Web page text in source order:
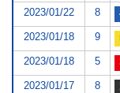
2023/01/22 8
2023/01/18 9
2023/01/18 5
2023/01/17 8